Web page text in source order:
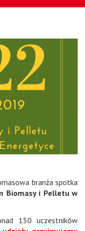
branża spotka
Biomasy i Pelletu w
150 uczestników